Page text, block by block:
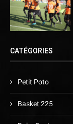
CATÉGORIES
Petit Poto
Basket 225